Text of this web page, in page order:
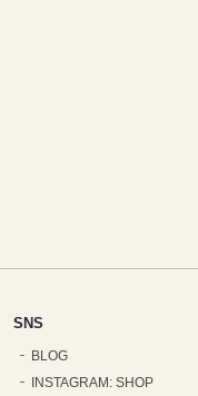
SNS
BLOG
INSTAGRAM: SHOP